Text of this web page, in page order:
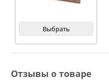
Выбрать
Отзывы о товаре